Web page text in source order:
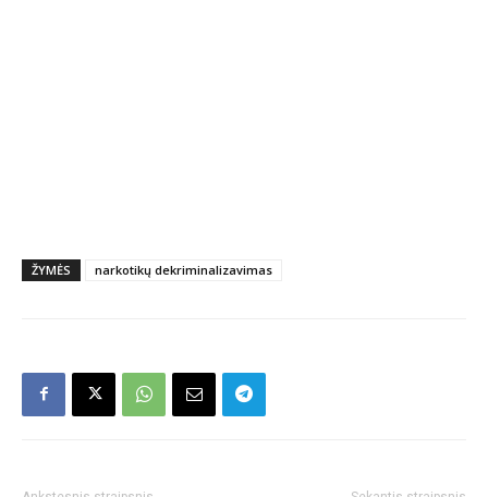
ŽYMĖS narkotikų dekriminalizavimas